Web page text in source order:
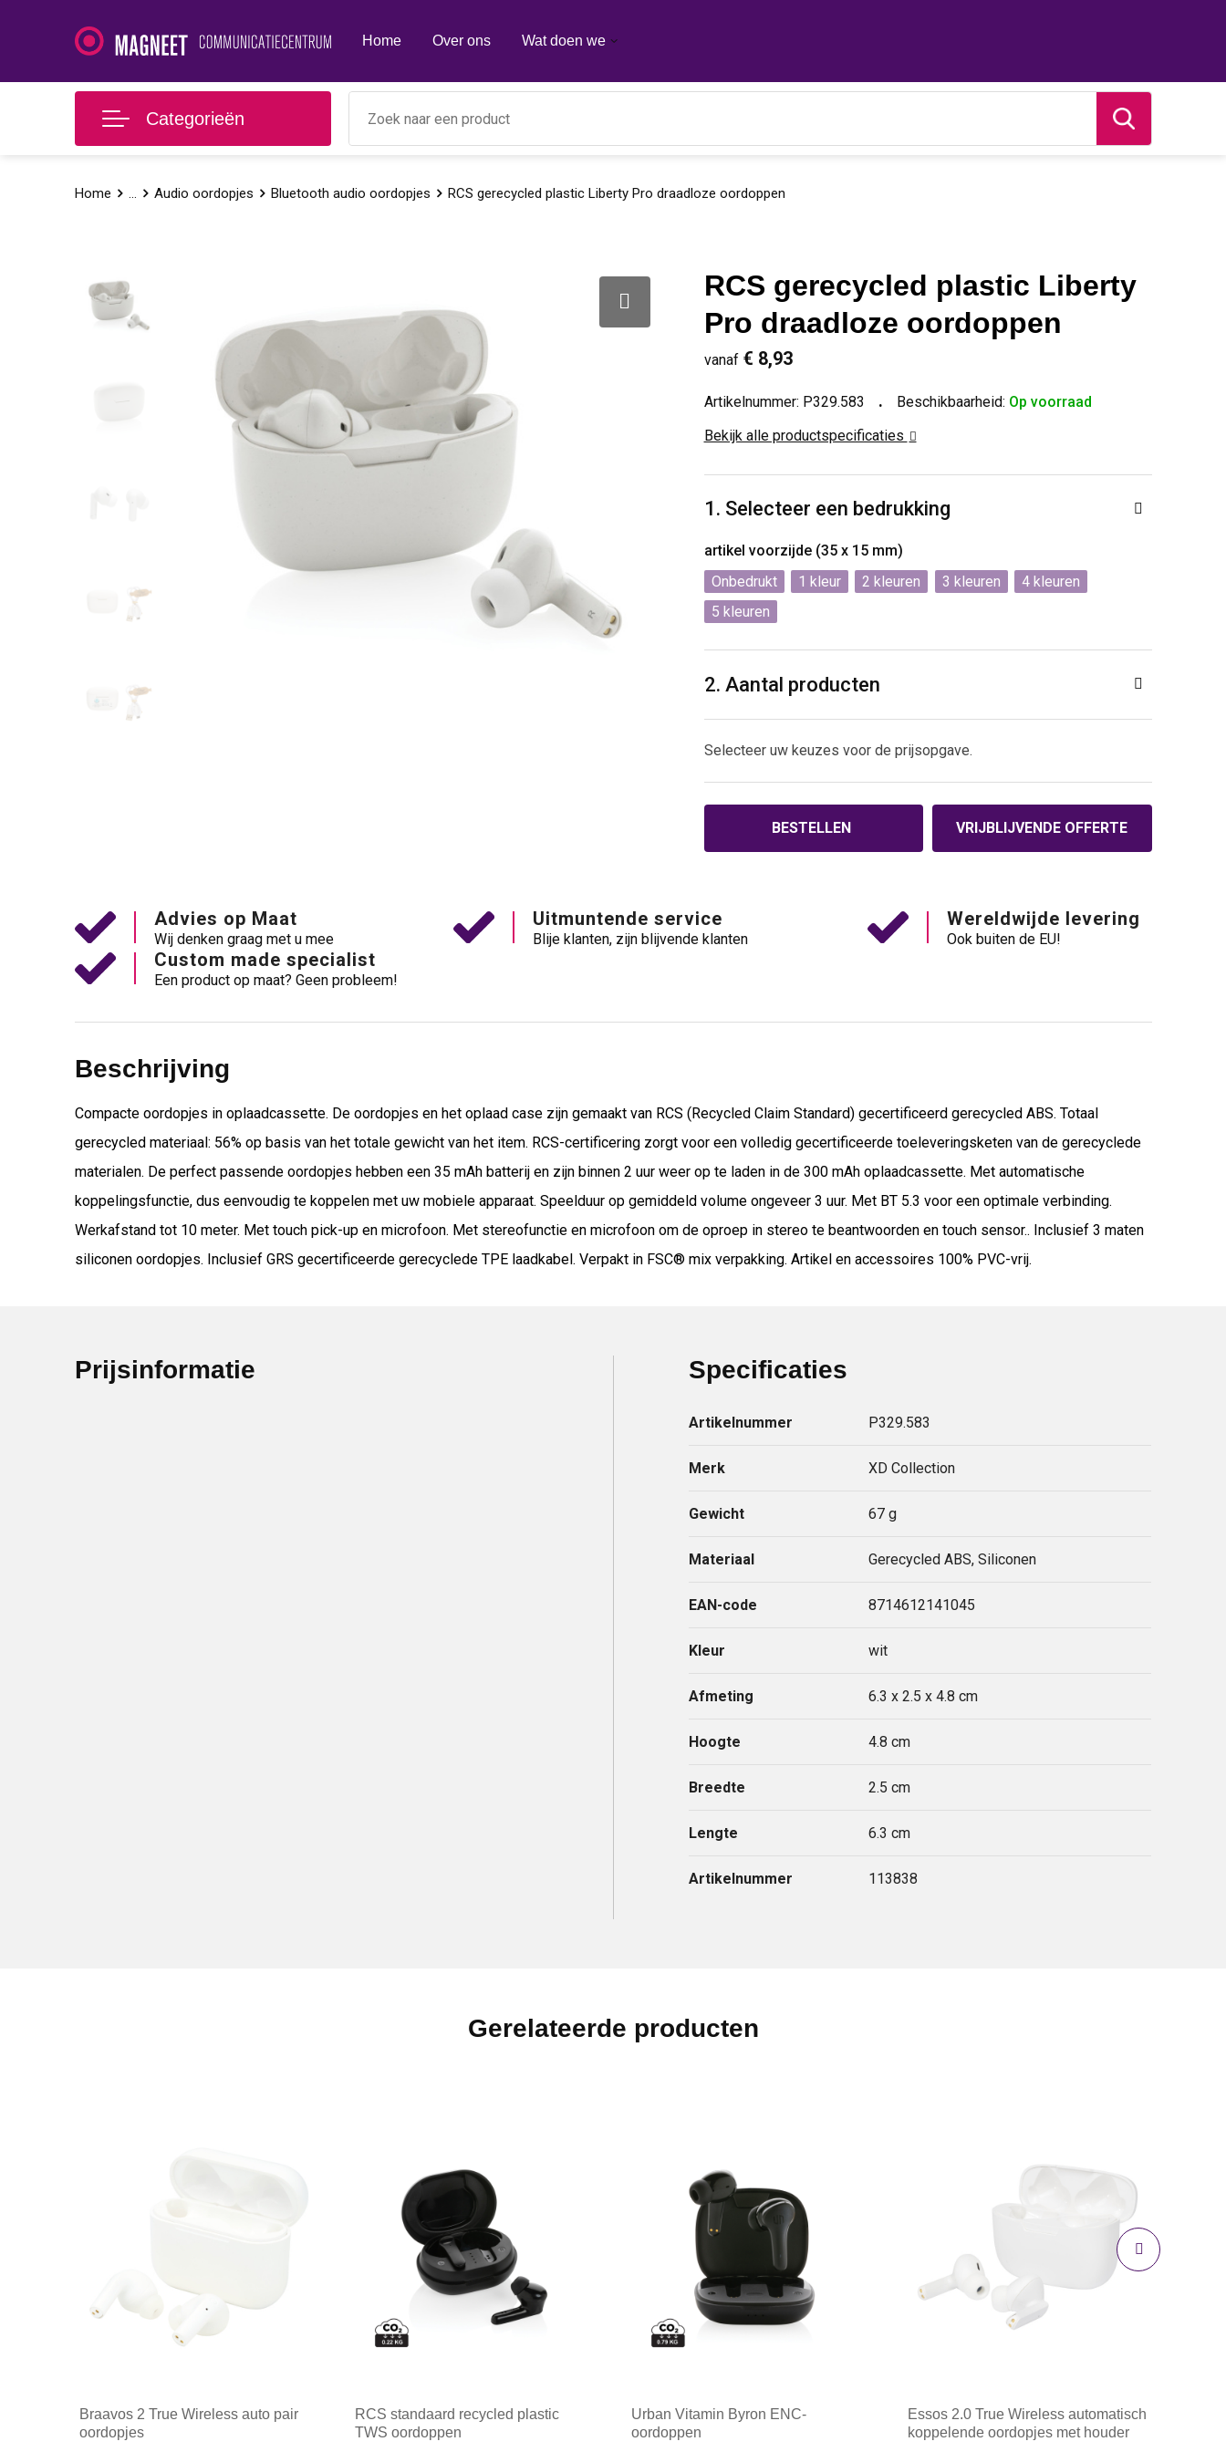
Home Over ons Wat doen we
Categorieën
Home ... Audio oordopjes Bluetooth audio oordopjes RCS gerecycled plastic Liberty Pro draadloze oordoppen
RCS gerecycled plastic Liberty
Pro draadloze oordoppen
vanaf € 8,93
Artikelnummer: P329.583 Beschikbaarheid: Op voorraad
Bekijk alle productspecificaties
1. Selecteer een bedrukking
artikel voorzijde (35 x 15 mm)
Onbedrukt
1 2 3
4
5
2. Aantal producten
Selecteer uw keuzes voor de prijsopgave.
BESTELLEN VRIJBLIJVENDE OFFERTE
Advies op Maat
Wij denken graag met u mee
Uitmuntende service
Blije klanten, zijn blijvende klanten
Wereldwijde levering
Ook buiten de EU!
Custom made specialist
Een product op maat? Geen probleem!
Beschrijving
Compacte oordopjes in oplaadcassette. De oordopjes en het oplaad case zijn gemaakt van RCS (Recycled Claim Standard) gecertificeerd gerecycled ABS. Totaal
gerecycled materiaal: 56% op basis van het totale gewicht van het item. RCS-certificering zorgt voor een volledig gecertificeerde toeleveringsketen van de gerecyclede
materialen. De perfect passende oordopjes hebben een 35 mAh batterij en zijn binnen 2 uur weer op te laden in de 300 mAh oplaadcassette. Met automatische
koppelingsfunctie, dus eenvoudig te koppelen met uw mobiele apparaat. Speelduur op gemiddeld volume ongeveer 3 uur. Met BT 5.3 voor een optimale verbinding.
Werkafstand tot 10 meter. Met touch pick-up en microfoon. Met stereofunctie en microfoon om de oproep in stereo te beantwoorden en touch sensor.. Inclusief 3 maten
siliconen oordopjes. Inclusief GRS gecertificeerde gerecyclede TPE laadkabel. Verpakt in FSC® mix verpakking. Artikel en accessoires 100% PVC-vrij.
Prijsinformatie Specificaties
Artikelnummer P329.583
Merk XD Collection
Gewicht 67 g
Materiaal Gerecycled ABS, Siliconen
EAN-code 8714612141045
Kleur wit
Afmeting 6.3 x 2.5 x 4.8 cm
Hoogte 4.8 cm
Breedte 2.5 cm
Lengte 6.3 cm
Artikelnummer 113838
Gerelateerde producten
Braavos 2 True Wireless auto pair
oordopjes
RCS standaard recycled plastic
TWS oordoppen
Urban Vitamin Byron ENC-
oordoppen
Essos 2.0 True Wireless automatisch
koppelende oordopjes met houder